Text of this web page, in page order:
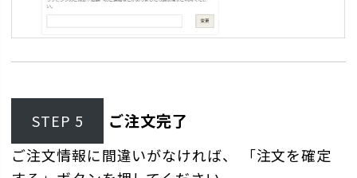
STEP 5 ご注文完了
ご注文情報に間違いがなければ、 「注文を確定